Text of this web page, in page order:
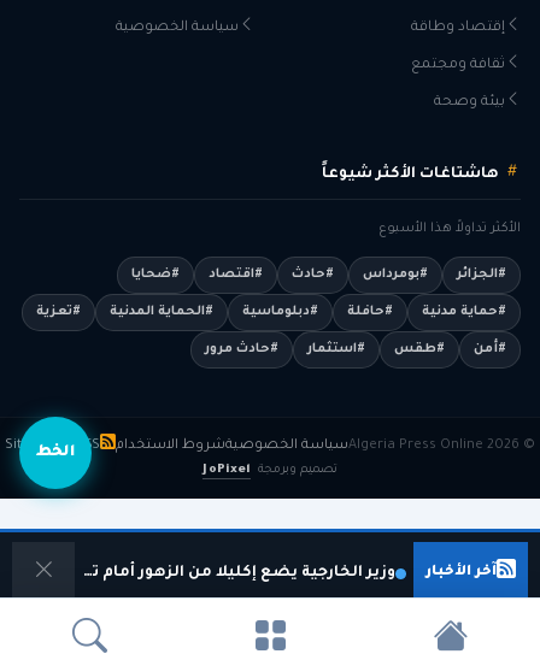
آخر الأخبار وزير الخارجية يضع إكليلا من الزهور أمام تمثال النصر بمينسك
الخط
إقتصاد وطاقة
ثقافة ومجتمع
بيئة وصحة
سياسة الخصوصية
هاشتاغات الأكثر شيوعاً
الأكثر تداولاً هذا الأسبوع
#الجزائر #بومرداس #حادث #اقتصاد #ضحايا
#حماية مدنية #حافلة #دبلوماسية #الحماية المدنية #تعزية
#أمن #طقس #استثمار #حادث مرور
© 2026 Algeria Press Online سياسة الخصوصيةشروط الاستخدام RSS
Sitemap
تصميم وبرمجة JoPixel